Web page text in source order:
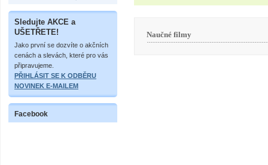
Sledujte AKCE a
UŠETŘETE!
Jako první se dozvíte o akčních
cenách a slevách, které pro vás
připravujeme.
PŘIHLÁSIT SE K ODBĚRU
NOVINEK E-MAILEM
Facebook
Naučné filmy